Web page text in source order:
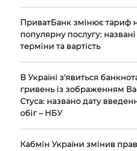
​ПриватБанк змінює тариф
популярну послугу: названі
терміни та вартість
В Україні з'явиться
гривень із зображенням
Стуса: названо дату
обіг – НБУ
​Кабмін України змінив